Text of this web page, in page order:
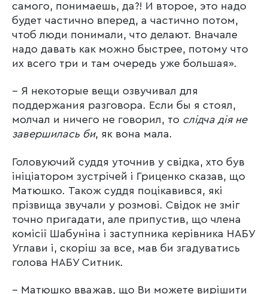
самого, понимаешь, да?! И второе, это надо
будет частично вперед, а частично потом,
чтоб люди понимали, что делают. Вначале
надо давать как можно быстрее, потому что
их всего три и там очередь уже большая».
– Я некоторые вещи озвучивал для
поддержания разговора. Если бы я стоял,
молчал и ничего не говорил, то слідча дія не
завершилась би, як вона мала.
Головуючий суддя уточнив у свідка, хто був
ініціатором зустрічей і Гриценко сказав, що
Матюшко. Також суддя поцікавився, які
прізвища звучали у розмові. Свідок не зміг
точно пригадати, але припустив, що члена
комісії Шабуніна і заступника керівника НАБУ
Углави і, скоріш за все, мав би згадуватись
голова НАБУ Ситник.
– Матюшко вважав, що Ви можете вирішити